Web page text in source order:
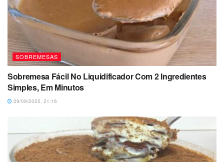
SOBREMESAS
Sobremesa Fácil No Liquidificador Com 2 Ingredientes
Simples, Em Minutos
29/09/2025, 21:16